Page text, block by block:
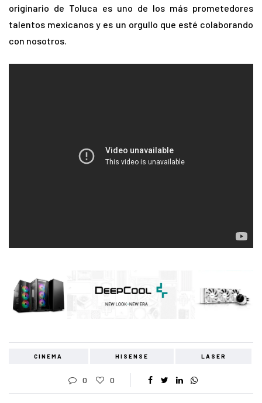
originario de Toluca es uno de los más prometedores
talentos mexicanos y es un orgullo que esté colaborando
con nosotros.
CINEMA HISENSE LÁSER
0 0